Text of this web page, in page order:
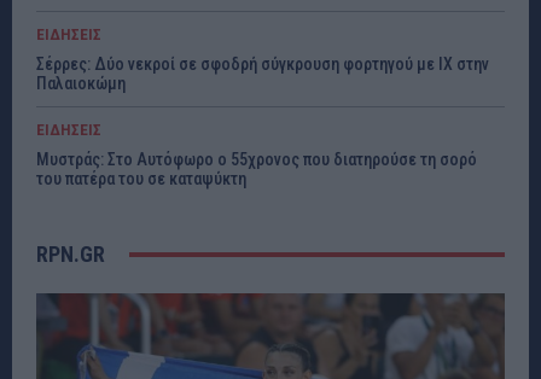
ΕΙΔΗΣΕΙΣ
Σέρρες: Δύο νεκροί σε σφοδρή σύγκρουση φορτηγού με ΙΧ στην
Παλαιοκώμη
ΕΙΔΗΣΕΙΣ
Μυστράς: Στο Αυτόφωρο ο 55χρονος που διατηρούσε τη σορό
του πατέρα του σε καταψύκτη
RPN.GR